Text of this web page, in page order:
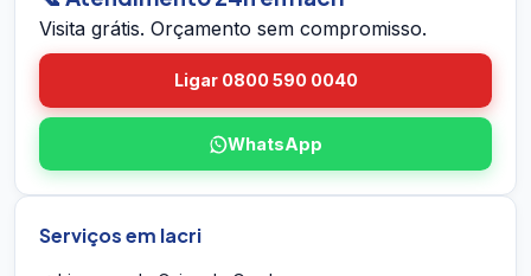
compromisso e sem taxa de visita.
Visita grátis. Orçamento sem compromisso.
Ligar 0800 590 0040
WhatsApp
Serviços em Iacri